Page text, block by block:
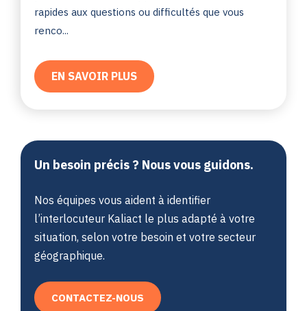
rapides aux questions ou difficultés que vous
renco...
EN SAVOIR PLUS
Un besoin précis ? Nous vous guidons.
Nos équipes vous aident à identifier
l’interlocuteur Kaliact le plus adapté à votre
situation, selon votre besoin et votre secteur
géographique.
CONTACTEZ-NOUS